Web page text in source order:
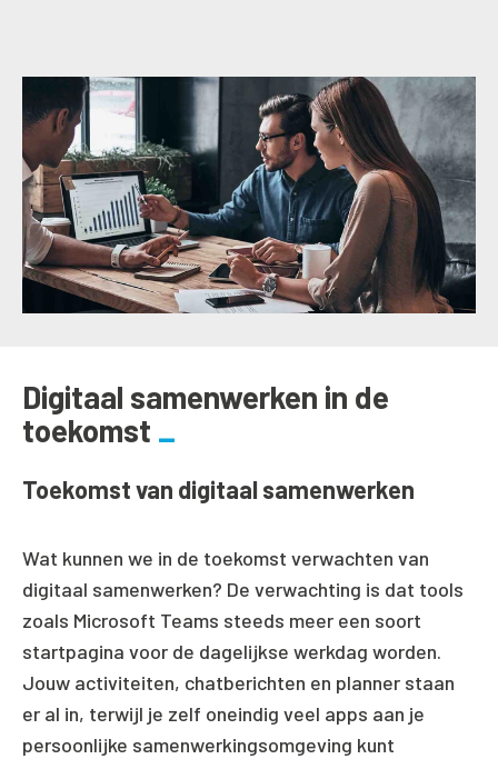
Digitaal samenwerken in de
toekomst
Toekomst van digitaal samenwerken
Wat kunnen we in de toekomst verwachten van
digitaal samenwerken? De verwachting is dat tools
zoals Microsoft Teams steeds meer een soort
startpagina voor de dagelijkse werkdag worden.
Jouw activiteiten, chatberichten en planner staan
er al in, terwijl je zelf oneindig veel apps aan je
persoonlijke samenwerkingsomgeving kunt